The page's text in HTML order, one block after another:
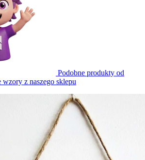
Podobne produkty od
wzory z naszego sklepu